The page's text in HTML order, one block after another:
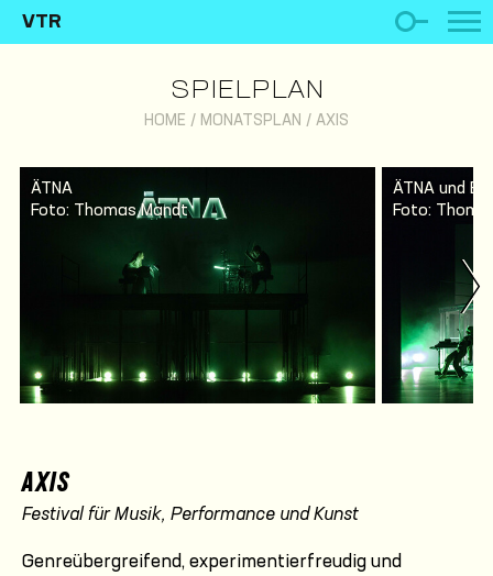
VTR
SPIELPLAN
HOME / MONATSPLAN / AXIS
ÄTNA
Foto: Thomas Mandt
ÄTNA und
Foto:
AXIS
Festival für Musik, Performance und Kunst
Genreübergreifend, experimentierfreudig und